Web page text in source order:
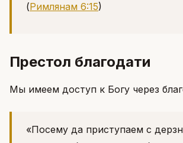
(Римлянам 6:15)
Престол благодати
Мы имеем доступ к Богу через
«Посему да приступаем с